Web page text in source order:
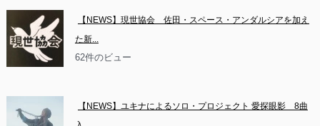
【NEWS】現世協会　佐田・スペース・アンダルシアを加え
た新...
62件のビュー
【NEWS】ユキナによるソロ・プロジェクト 愛探眼影　8曲